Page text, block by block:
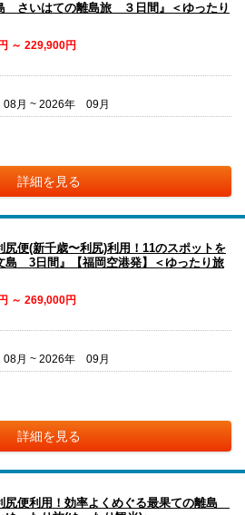
さいはての離島旅 ３日間』＜ゆったり
～ 229,900円
月 ~ 2026年 09月
詳細を見る
尻便(新千歳〜利尻)利用！11のスポットを
島 3日間』【福岡空港発】＜ゆったり旅
～ 269,000円
月 ~ 2026年 09月
詳細を見る
尻便利用！効率よくめぐる最果ての離島